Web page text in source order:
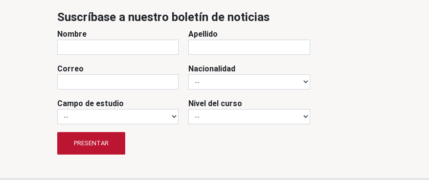
Suscríbase a nuestro boletín de noticias
Nombre Apellido
Correo Nacionalidad
Campo de estudio Nivel del curso
PRESENTAR